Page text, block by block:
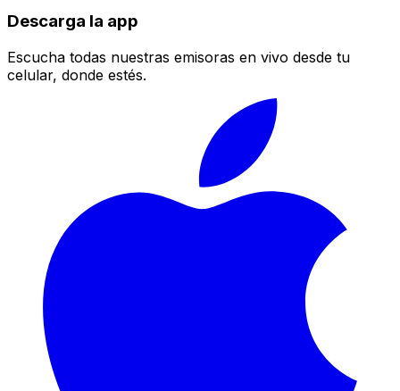
Descarga la app
Escucha todas nuestras emisoras en vivo desde tu
celular, donde estés.